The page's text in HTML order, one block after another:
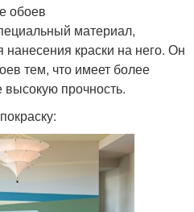
обоев
материал,
краски на него. Он
тем, что имеет более
высокую прочность.